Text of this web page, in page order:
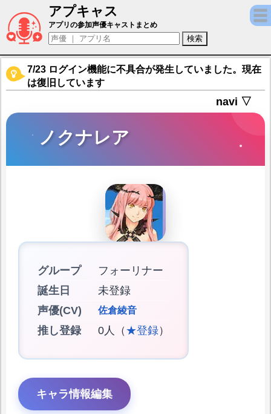
アプキャス
ノクナレア（声優：佐倉綾音)【Fate/Grand
アプリの参加声優キャストまとめ
7/23 ログイン機能に不具合が発生していました。現在
は復旧しています
navi ▽
ノクナレア
グループ
フォーリナー
誕生日
未登録
声優(CV)
佐倉綾音
推し登録 0人（ ★登録）
キャラ情報編集